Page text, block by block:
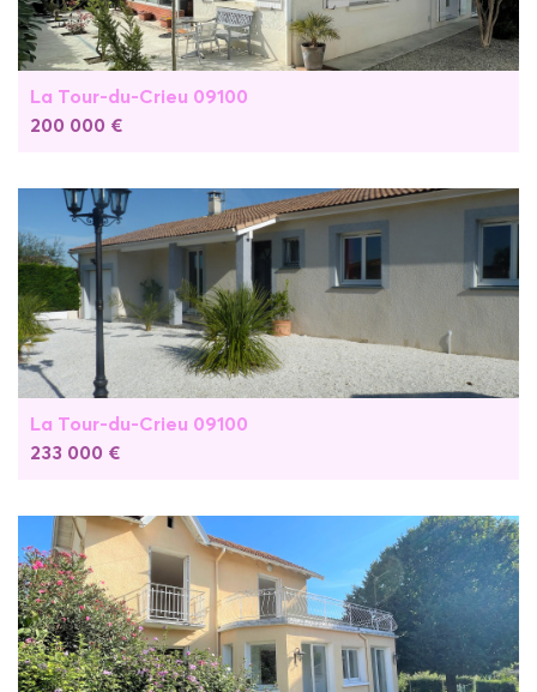
La Tour-du-Crieu 09100
200 000 €
La Tour-du-Crieu 09100
233 000 €